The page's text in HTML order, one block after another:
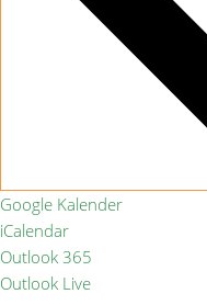
Google Kalender
iCalendar
Outlook 365
Outlook Live